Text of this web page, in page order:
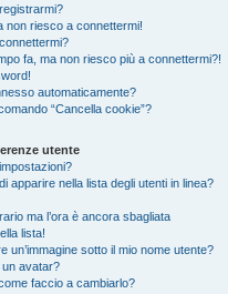
non riesco a connettermi!
fa, ma non riesco più a connettermi?!
automaticamente?
“Cancella cookie”?
utente
apparire nella lista degli utenti in linea?
ma l’ora è ancora sbagliata
lista!
un’immagine sotto il mio nome utente?
avatar?
faccio a cambiarlo?